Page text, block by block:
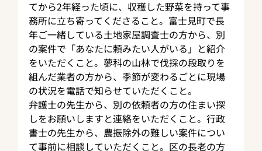
てから2年経った頃に、収穫した野菜を持って事
務所に立ち寄ってくださること。富士見町で長
年ご一緒している土地家屋調査士の方から、別
の案件で「あなたに頼みたい人がいる」と紹介
をいただくこと。蓼科の山林で伐採の段取りを
組んだ業者の方から、季節が変わるごとに現場
の状況を電話で知らせていただくこと。
弁護士の先生から、別の依頼者の方の住まい探
しをお願いしますと連絡をいただくこと。行政
書士の先生から、農振除外の難しい案件につい
て事前に相談していただくこと。区の長老の方